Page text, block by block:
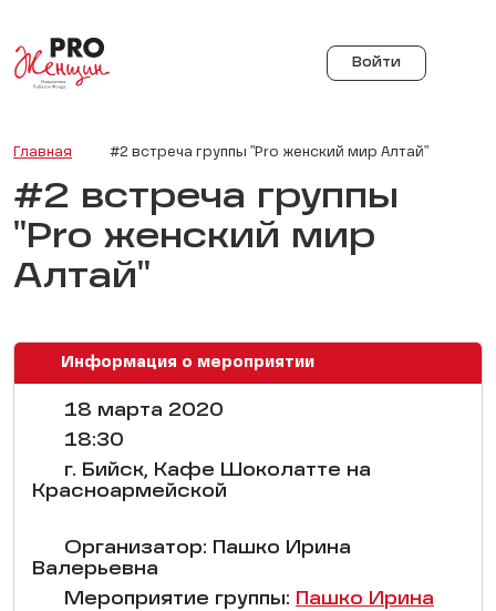
Войти
Главная #2 встреча группы "Pro женский мир Алтай"
#2 встреча группы
"Pro женский мир
Алтай"
Информация о мероприятии
18 марта 2020
18:30
г. Бийск, Кафе Шоколатте на
Красноармейской
Организатор: Пашко Ирина
Валерьевна
Мероприятие группы:
Пашко Ирина